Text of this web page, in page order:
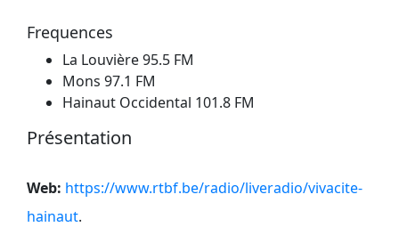
Frequences
La Louvière 95.5 FM
Mons 97.1 FM
Hainaut Occidental 101.8 FM
Présentation
Web: https://www.rtbf.be/radio/liveradio/vivacite-
hainaut.